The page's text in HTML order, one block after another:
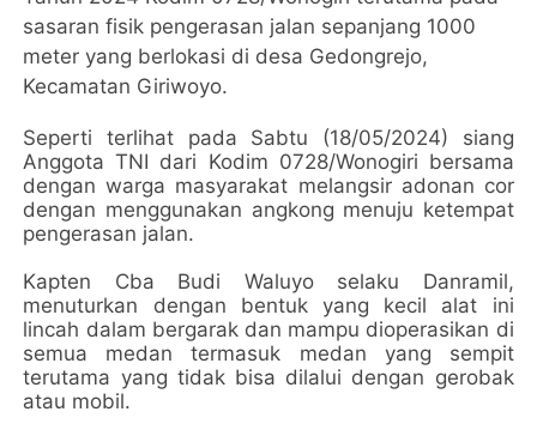
sasaran fisik pengerasan jalan sepanjang 1000
meter yang berlokasi di desa Gedongrejo,
Kecamatan Giriwoyo.
Seperti terlihat pada Sabtu (18/05/2024) siang
Anggota TNI dari Kodim 0728/Wonogiri bersama
dengan warga masyarakat melangsir adonan cor
dengan menggunakan angkong menuju ketempat
pengerasan jalan.
Kapten Cba Budi Waluyo selaku Danramil,
menuturkan dengan bentuk yang kecil alat ini
lincah dalam bergarak dan mampu dioperasikan di
semua medan termasuk medan yang sempit
terutama yang tidak bisa dilalui dengan gerobak
atau mobil.